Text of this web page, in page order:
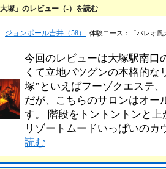
大塚」のレビュー（-）を読む
ジョンポール吉井（58） 体験コース：「パレオ
今回のレビューは大塚駅南口
くて立地バツグンの本格的な
塚”といえばフーゾクエステ
だが、こちらのサロンはオー
す。 階段をトントントンと
リゾートムードいっぱいの
読む